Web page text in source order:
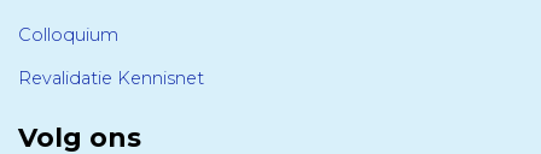
Colloquium
Revalidatie Kennisnet
Volg ons